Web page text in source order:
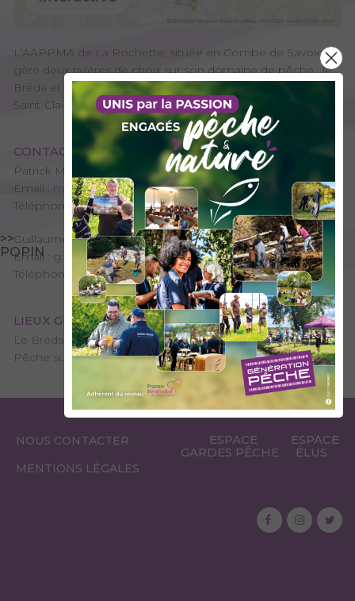
>>
POPIN
L'AAPPMA de La Rochette, située en Combe de Savoie,
gère deux rivières de choix sur son domaine de pêche : le
Bréda et le Gelon, ainsi que dans les euax "privées" du lac
Saint-Clair.
CONTACT
Patrick MORETTI - Président de l'AAPPMA
Email : monique.moretti@orange.fr
Téléphone : 06 34 42 24 06
Guillaume VEROLLET - Trésorier de l'AAPPMA
Email : g.verollet@gmail.com
Téléphone : 06 82 68 61 37
LIEUX GÉRÉS PAR L’AAPPMA
Le Bréda
Pêche sur le Gelon et ses affluents
NOUS CONTACTER
MENTIONS LÉGALES
ESPACE
GARDES PÊCHE
ESPACE
ÉLUS